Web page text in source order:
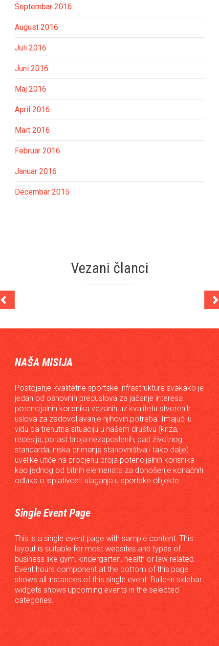
Septembar 2016
August 2016
Juli 2016
Juni 2016
Maj 2016
April 2016
Mart 2016
Februar 2016
Januar 2016
Decembar 2015
Vezani članci
NAŠA MISIJA
Postojanje kvalitetne sportske infrastrukture svakako je
jedan od osnovnih preduslova za jačanje interesa
potencijalnih korisnika vezanih uz kvalitetu stvorenih
uslova za zadovoljavanje njihovih potreba. Imajući u
vidu da trenutna situaciju u našem društvu (kriza,
recesija, porast broja nezaposlenih, pad životnog
standarda, niska primanja stanovništva i tako dalje)
uvelike utiče na procjenu broja potencijalnih korisnika
kao jednog od bitnih elemenata za donošenje konačnih
odluka o isplativosti ulaganja u sportske objekte.
Single Event Page
This is a single event page with sample content. This
layout is suitable for most websites and types of
business like gym, kindergarten, health or law related.
Event hours component at the bottom of this page
shows all instances of this single event. Build-in sidebar
widgets shows upcoming events in the selected
categories.